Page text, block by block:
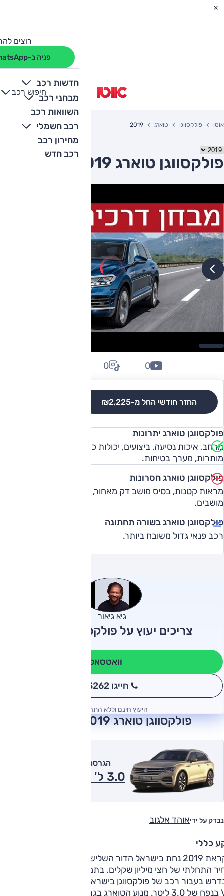
רוצים
פניה ב-WhatsApp
חדשות רכב
מבחני רכב
השוואות רכב
רכב חשמלי
מחירון רכב
רכב חדש
חיפוש רכב
+
-
אוטו פולקסווגן טוארג 2019
פולקסווגן טוארג 2019 יד שניה
החזר חודשי החל מ-₪2,225
0
0
פולקסווגן טוארג יתרונות
מרחב, איכות נסיעה, ביצועים, יכולות כביש, כישורי שטח, אבזור
מותרות, מערך בטיחות.
פולקסווגן טוארג חסרונות
מראות קטנות, בסיס מושב דק מאחור, אין אופציה לשבעה
מושבים.
פולקסווגן טוארג בשורה תחתונה
רכב פנאי גדול משובח ביותר.
גיא גיאור
צריכים יעוץ על פולקסווגן טוארג?
וואטסאפ
חייגו 3262
היעוץ חינם וללא התחייבות
פולקסווגן טוארג 2019 חוות דעת
נבדק על ידיאוהד אלגוב
הגרסה המומלצת של אוטו
3.0 ל' דיזל, אוט' 2019
כללי
לקראת 2019 נחת בישראל הדור השלישי והחדש לטוארג, וזכה
התחלתי של חצי מיליון שקלים. בתמורה למחיר הגבוה ביותר
בעבור רכב של פולקסווגן בישראל, תוצע גרסת טורבו-דיזל